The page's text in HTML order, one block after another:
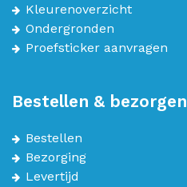
Kleurenoverzicht
Ondergronden
Proefsticker aanvragen
Bestellen & bezorgen
Bestellen
Bezorging
Levertijd